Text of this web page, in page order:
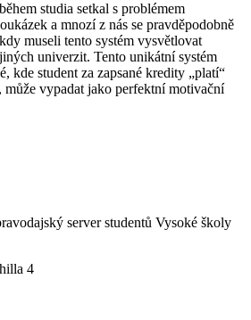
studia setkal s problémem
a mnozí z nás se pravděpodobně
museli tento systém vysvětlovat
univerzit. Tento unikátní systém
kde student za zapsané kredity „platí“
vypadat jako perfektní motivační
server studentů Vysoké školy
4